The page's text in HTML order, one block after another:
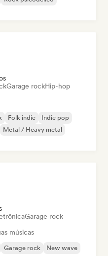
Garage rockHip-hop
Folk indie
Indie pop
Metal / Heavy metal
Garage rock
músicas
Garage rock
New wave